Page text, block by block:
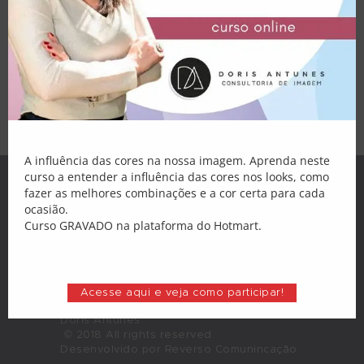
Palestras
Atendimento
Blog
Loja
Minha Conta
já deve saber que a coloração pessoal
interfere bastante na escolha dos nossos
looks de todos os dias, não é mesmo?
Então, imagina em um momento tão
especial quanto um casamento! Assim,
saber escolher o vestido de noiva…
Doris Antunes
© 2018 All rights reserved.
Desenvolvido por Reverso Comunincação
A influência das cores na nossa imagem. Aprenda neste
curso a entender a influência das cores nos looks, como
fazer as melhores combinações e a cor certa para cada
ocasião.
Curso GRAVADO na plataforma do Hotmart.
Acesse aqui e veja como participar!